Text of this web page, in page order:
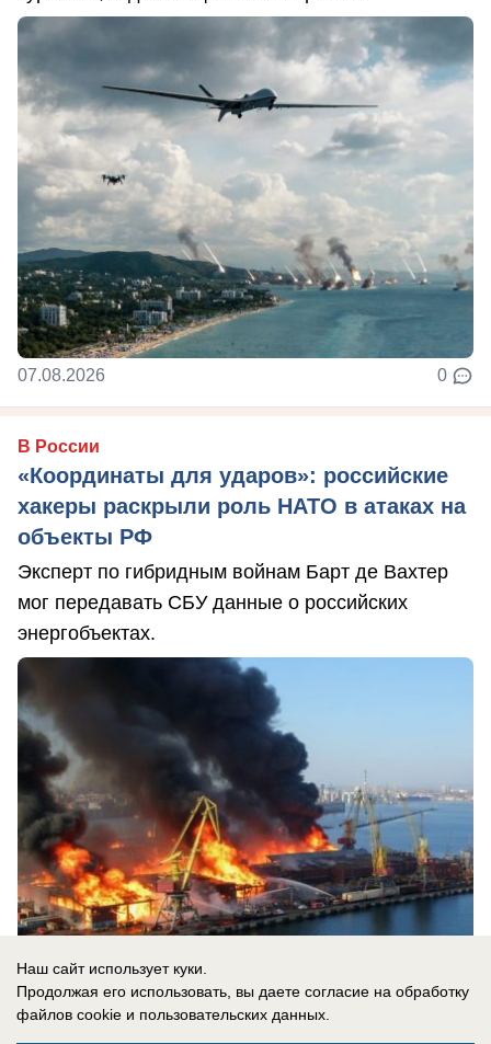
07.08.2026 0
В России
«Координаты для ударов»: российские
хакеры раскрыли роль НАТО в атаках на
объекты РФ
Эксперт по гибридным войнам Барт де Вахтер
мог передавать СБУ данные о российских
энергобъектах.
07.08.2026
Наш сайт использует куки.
Продолжая его использовать, вы даете согласие на обработку
файлов cookie и пользовательских данных.